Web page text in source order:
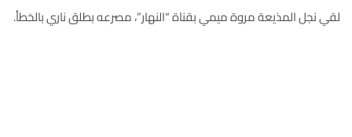
لقي نجل المذيعة مروة ميمي بقناة “النهار”، مصرعه بطلق ناري بالخطأ.